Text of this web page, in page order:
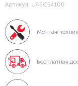
Артикул: U4EC54100
Монтаж
Бесплатная